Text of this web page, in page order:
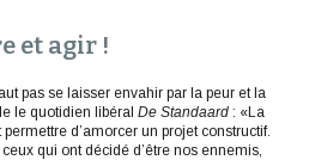
et agir !
pas se laisser envahir par la peur et la
le quotidien libéral De Standaard : «La
d’amorcer un projet constructif.
qui ont décidé d’être nos ennemis,